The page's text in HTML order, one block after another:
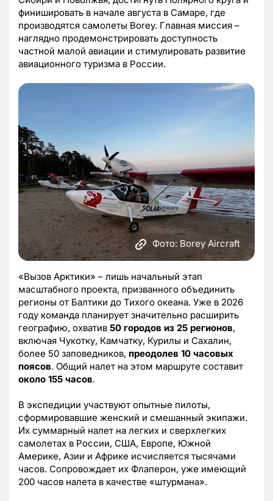
финишировать в начале августа в Самаре, где
производятся самолеты Borey. Главная миссия –
наглядно продемонстрировать доступность
частной малой авиации и стимулировать развитие
авиационного туризма в России.
Фото: Borey Aircraft
«Вызов Арктики» – лишь начальный этап
масштабного проекта, призванного объединить
регионы от Балтики до Тихого океана. Уже в 2026
году команда планирует значительно расширить
географию, охватив 50 городов из 25 регионов,
включая Чукотку, Камчатку, Курилы и Сахалин,
более 50 заповедников, преодолев 10 часовых
поясов. Общий налет на этом маршруте составит
около 155 часов.
В экспедиции участвуют опытные пилоты,
сформировавшие женский и смешанный экипажи.
Их суммарный налет на легких и сверхлегких
самолетах в России, США, Европе, Южной
Америке, Азии и Африке исчисляется тысячами
часов. Сопровождает их Флаперон, уже имеющий
200 часов налета в качестве «штурмана».